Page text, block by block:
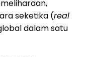
seketika (real
dalam satu